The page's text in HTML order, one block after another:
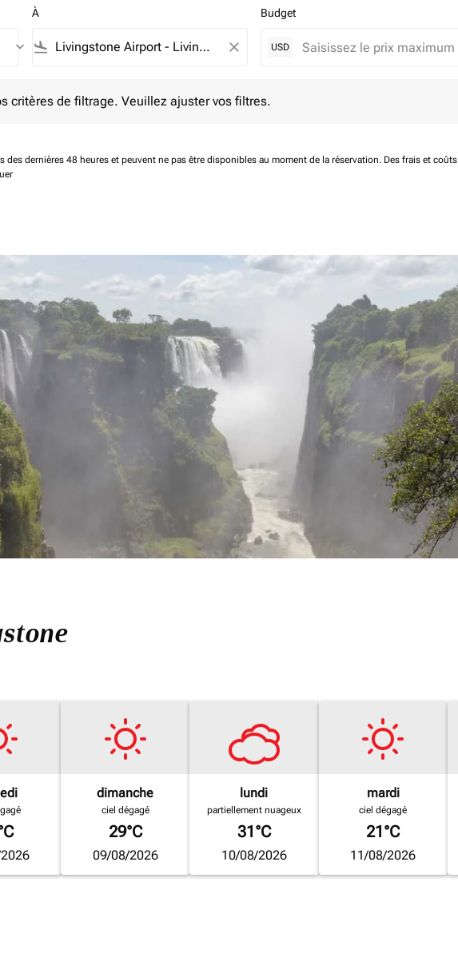
keyboard_arrow_down
À
flight_land close
Budget
USD
critères de filtrage. Veuillez ajuster vos filtres.
dernières 48 heures et peuvent ne pas être disponibles au moment de la réservation. Des frais et
dimanche
ciel dégagé
29°C
09/08/2026
lundi
partiellement nuageux
31°C
10/08/2026
mardi
ciel dégagé
21°C
11/08/2026